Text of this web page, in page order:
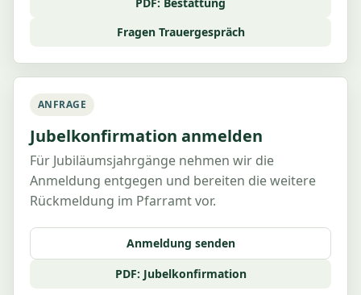
PDF: Bestattung
Fragen Trauergespräch
ANFRAGE
Jubelkonfirmation anmelden
Für Jubiläumsjahrgänge nehmen wir die
Anmeldung entgegen und bereiten die weitere
Rückmeldung im Pfarramt vor.
Anmeldung senden
PDF: Jubelkonfirmation